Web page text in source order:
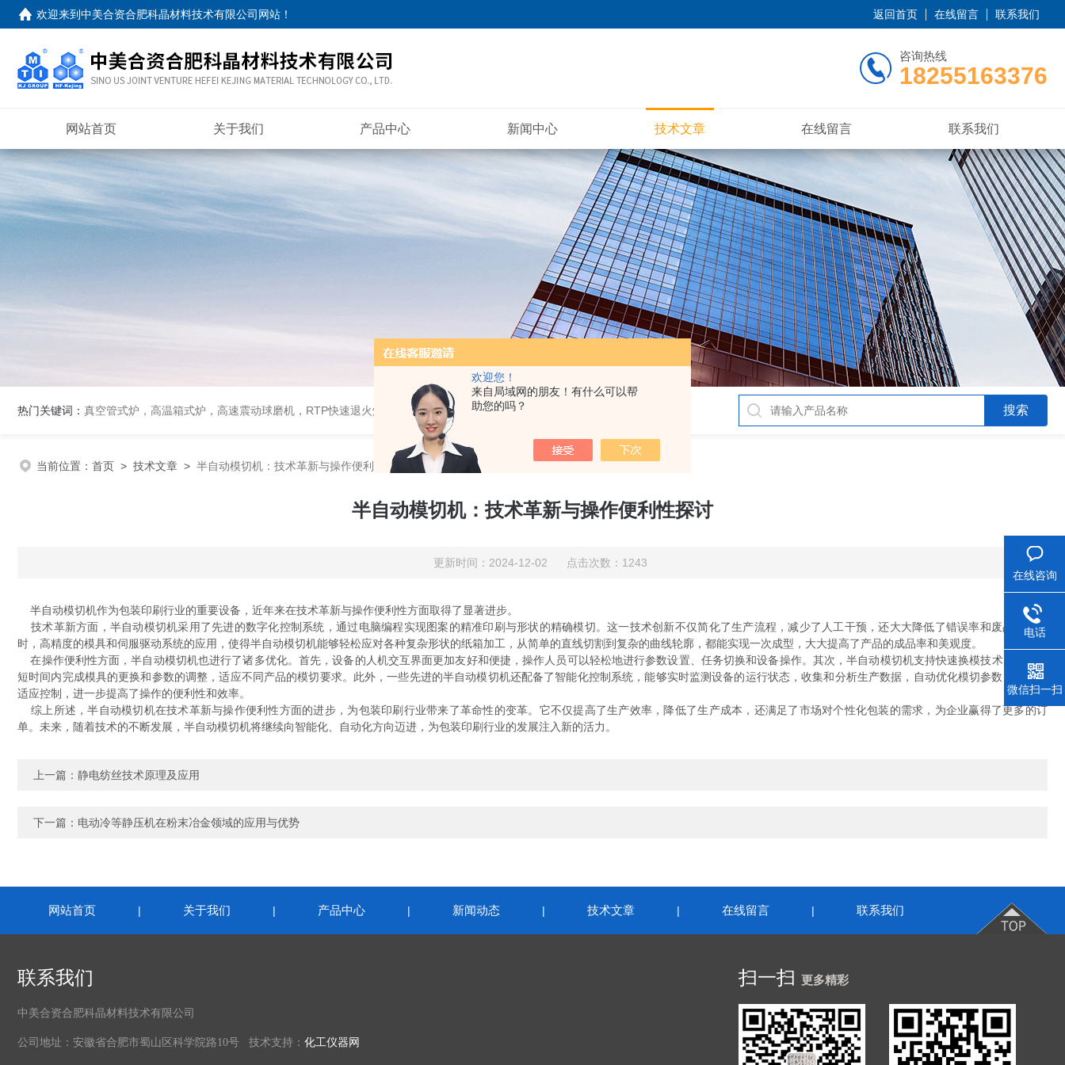
欢迎您！
来自局域网的朋友！有什么可以帮
助您的吗？
欢迎来到中美合资合肥科晶材料技术有限公司网站 ！ 返回首页 在线留言 联系我们
咨询热线
18255163376
网站首页 关于我们 产品中心 新闻中心 技术文章 在线留言 联系我们
热门关键词： 真空管式炉，高温箱式炉，高速震动球磨机，RTP快速退火炉，高温高压炉，涂覆机，电池制备设备等
当前位置： 首页 > 技术文章 > 半自动模切机：技术革新与操作便利性探讨
半自动模切机：技术革新与操作便利性探讨
更新时间：2024-12-02 点击次数：1243
半自动模切机作为包装印刷行业的重要设备，近年来在技术革新与操作便利性方面取得了显著进步。
技术革新方面，半自动模切机采用了先进的数字化控制系统，通过电脑编程实现图案的精准印刷与形状的精确模切。这一技术创新不仅简化了生产流程，减少了人工干预，还大大降低了错误率和废品率。同
时，高精度的模具和伺服驱动系统的应用，使得半自动模切机能够轻松应对各种复杂形状的纸箱加工，从简单的直线切割到复杂的曲线轮廓，都能实现一次成型，大大提高了产品的成品率和美观度。
在操作便利性方面，半自动模切机也进行了诸多优化。首先，设备的人机交互界面更加友好和便捷，操作人员可以轻松地进行参数设置、任务切换和设备操作。其次，半自动模切机支持快速换模技术，能够在
短时间内完成模具的更换和参数的调整，适应不同产品的模切要求。此外，一些先进的半自动模切机还配备了智能化控制系统，能够实时监测设备的运行状态，收集和分析生产数据，自动优化模切参数，实现自
适应控制，进一步提高了操作的便利性和效率。
综上所述，半自动模切机在技术革新与操作便利性方面的进步，为包装印刷行业带来了革命性的变革。它不仅提高了生产效率，降低了生产成本，还满足了市场对个性化包装的需求，为企业赢得了更多的订
单。未来，随着技术的不断发展，半自动模切机将继续向智能化、自动化方向迈进，为包装印刷行业的发展注入新的活力。
上一篇： 静电纺丝技术原理及应用
下一篇： 电动冷等静压机在粉末冶金领域的应用与优势
网站首页 | 关于我们 | 产品中心 | 新闻动态 | 技术文章 | 在线留言 | 联系我们
联系我们
中美合资合肥科晶材料技术有限公司
公司地址：安徽省合肥市蜀山区科学院路10号 技术支持： 化工仪器网
扫一扫 更多精彩
在线咨询
电话
微信扫一扫